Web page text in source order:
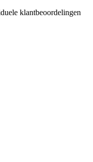
klantbeoordelingen